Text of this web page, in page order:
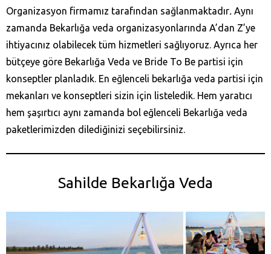
Organizasyon firmamız tarafından sağlanmaktadır Aynı
zamanda Bekarlığa veda organizasyonlarında A’dan Z’ye
ihtiyacınız olabilecek tüm hizmetleri sağlıyoruz. Ayrıca her
bütçeye göre Bekarlığa Veda ve Bride To Be partisi için
konseptler planladık. En eğlenceli bekarlığa veda partisi için
mekanları ve konseptleri sizin için listeledik. Hem yaratıcı
hem şaşırtıcı aynı zamanda bol eğlenceli Bekarlığa veda
paketlerimizden dilediğinizi seçebilirsiniz.
Sahilde Bekarlığa Veda